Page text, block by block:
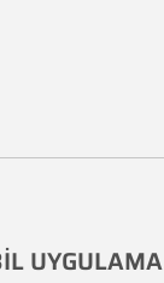
UYGULAMA